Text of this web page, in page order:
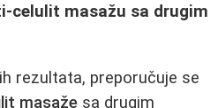
celulit masažu sa drugim
rezultata, preporučuje se
masaže sa drugim